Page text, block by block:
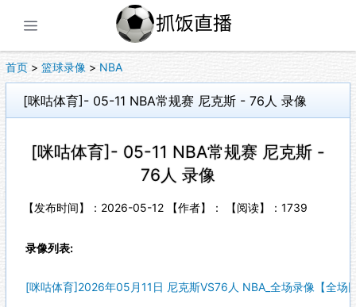
首页 > 篮球录像 > NBA
[咪咕体育]- 05-11 NBA常规赛 尼克斯 - 76人 录像
[咪咕体育]- 05-11 NBA常规赛 尼克斯 -
76人 录像
【发布时间】：2026-05-12 【作者】： 【阅读】： 1739
录像列表:
[咪咕体育]2026年05月11日 尼克斯VS76人 NBA_全场录像【全场